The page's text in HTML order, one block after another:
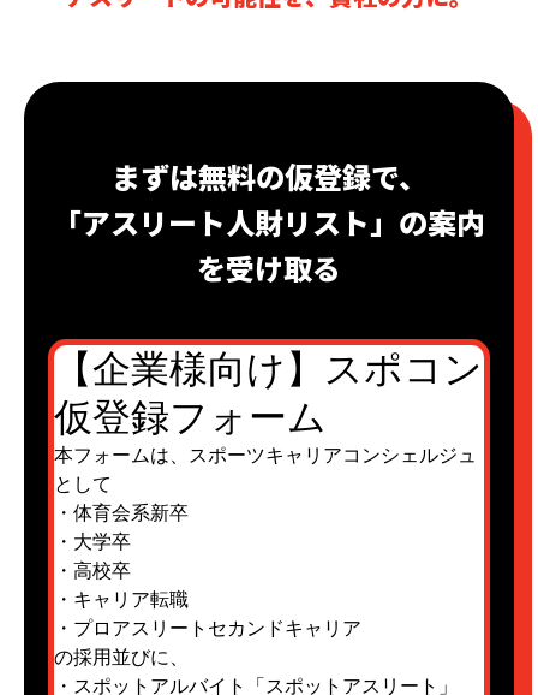
まずは無料の仮登録で、
「アスリート人財リスト」の案内
を受け取る